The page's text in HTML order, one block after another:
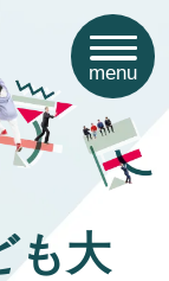
menu
も大